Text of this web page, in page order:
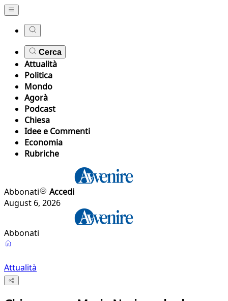
Cerca
Attualità
Politica
Mondo
Agorà
Podcast
Chiesa
Idee e Commenti
Economia
Rubriche
Abbonati
Accedi
August 6, 2026
Abbonati
Attualità